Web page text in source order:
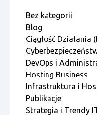
Bez kategorii
Blog
Ciągłość
DevOps i
Hosting Business
Infrastruktura i
Publikacje
Strategia i Trendy